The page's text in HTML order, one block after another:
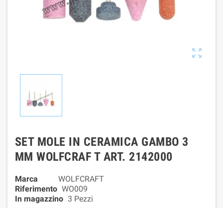

SET MOLE IN CERAMICA GAMBO 3
MM WOLFCRAF T ART. 2142000
Marca
WOLFCRAFT
Riferimento WO009
In magazzino 3 Pezzi